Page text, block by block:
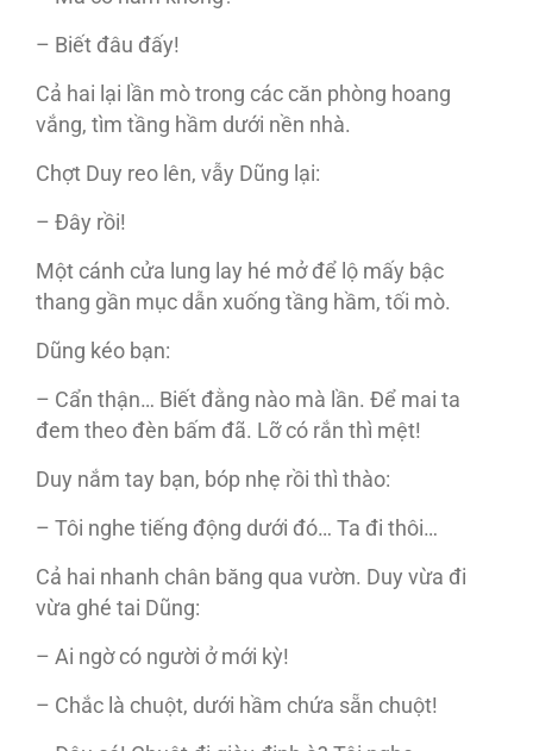
– Biết đâu đấy!
Cả hai lại lần mò trong các căn phòng hoang
vắng, tìm tầng hầm dưới nền nhà.
Chợt Duy reo lên, vẫy Dũng lại:
– Đây rồi!
Một cánh cửa lung lay hé mở để lộ mấy bậc
thang gần mục dẫn xuống tầng hầm, tối mò.
Dũng kéo bạn:
– Cẩn thận… Biết đằng nào mà lần. Để mai ta
đem theo đèn bấm đã. Lỡ có rắn thì mệt!
Duy nắm tay bạn, bóp nhẹ rồi thì thào:
– Tôi nghe tiếng động dưới đó… Ta đi thôi…
Cả hai nhanh chân băng qua vườn. Duy vừa đi
vừa ghé tai Dũng:
– Ai ngờ có người ở mới kỳ!
– Chắc là chuột, dưới hầm chứa sẵn chuột!